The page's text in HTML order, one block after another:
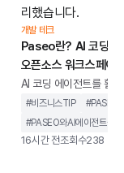
개발 테크
Paseo란? AI 코딩 에
오픈소스 워크스페이
AI 코딩 에이전트를 활
버깅, 리뷰 등여러 작업
있습니다.하지만 작업
지켜야 한다는 제약이
#비즈니스TIP #PASEO
#PASEO와AI에이전트툴차
16시간 전조회수238